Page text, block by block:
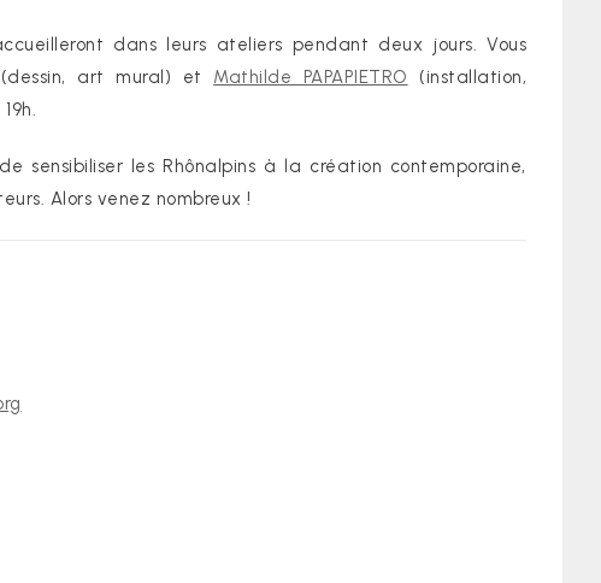
dans leurs ateliers pendant deux jours. Vous
(dessin, art mural) et Mathilde PAPAPIETRO (installation,
sensibiliser les Rhônalpins à la création contemporaine,
Alors venez nombreux !